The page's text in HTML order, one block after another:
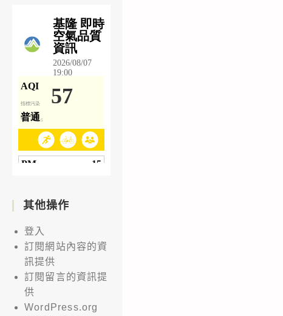
其他操作
登入
訂閱網站內容的資
訊提供
訂閱留言的資訊提
供
WordPress.org